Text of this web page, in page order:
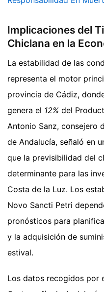
Implicaciones del
Chiclana en la
La estabilidad de las
representa el motor
provincia de Cádiz,
genera el 12% del
Antonio Sanz, consejero
de Andalucía, señaló en
que la previsibilidad del
determinante para las
Costa de la Luz. Los
Novo Sancti Petri
pronósticos para
y la adquisición de
estival.
Los datos recogidos por